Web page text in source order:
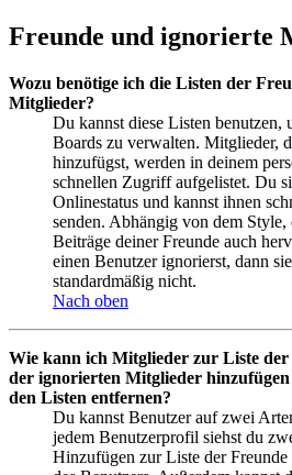
Freunde und ignorierte
Wozu benötige ich die Listen der
Mitglieder?
Du kannst diese Listen benutzen,
Boards zu verwalten. Mitglieder,
hinzufügst, werden in deinem
schnellen Zugriff aufgelistet. Du
Onlinestatus und kannst ihnen
senden. Abhängig von dem
Beiträge deiner Freunde auch
einen Benutzer ignorierst, dann
standardmäßig nicht.
Nach oben
Wie kann ich Mitglieder zur Liste
der ignorierten Mitglieder hinzufügen
den Listen entfernen?
Du kannst Benutzer auf zwei
jedem Benutzerprofil siehst du
Hinzufügen zur Liste der